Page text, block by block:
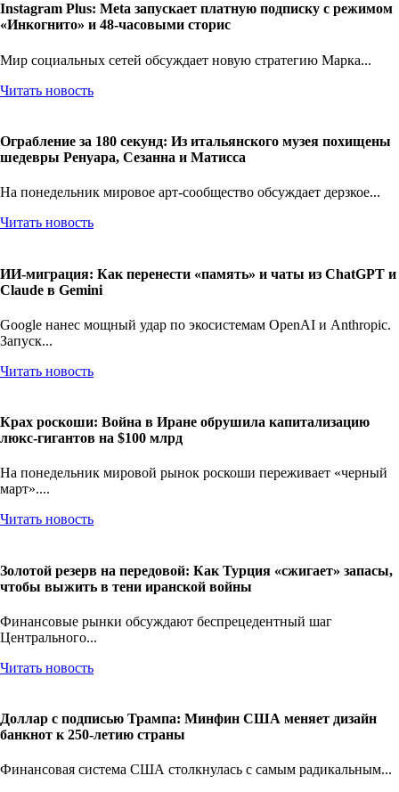
Instagram Plus: Meta запускает платную подписку с режимом
«Инкогнито» и 48-часовыми сторис
Мир социальных сетей обсуждает новую стратегию Марка...
Читать новость
Ограбление за 180 секунд: Из итальянского музея похищены
шедевры Ренуара, Сезанна и Матисса
На понедельник мировое арт-сообщество обсуждает дерзкое...
Читать новость
ИИ-миграция: Как перенести «память» и чаты из ChatGPT и
Claude в Gemini
Google нанес мощный удар по экосистемам OpenAI и Anthropic.
Запуск...
Читать новость
Крах роскоши: Война в Иране обрушила капитализацию
люкс-гигантов на $100 млрд
На понедельник мировой рынок роскоши переживает «черный
март»....
Читать новость
Золотой резерв на передовой: Как Турция «сжигает» запасы,
чтобы выжить в тени иранской войны
Финансовые рынки обсуждают беспрецедентный шаг
Центрального...
Читать новость
Доллар с подписью Трампа: Минфин США меняет дизайн
банкнот к 250-летию страны
Финансовая система США столкнулась с самым радикальным...